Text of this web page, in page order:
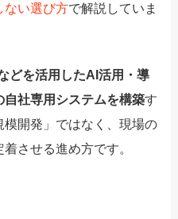
ない選び方で解説していま
どを活用したAI活用・導
自社専用システムを構築す
開発」ではなく、現場の
させる進め方です。